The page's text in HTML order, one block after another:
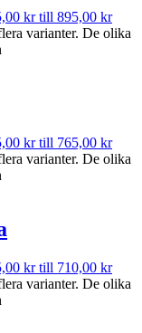
kr till 895,00 kr
varianter. De olika
kr till 765,00 kr
varianter. De olika
kr till 710,00 kr
varianter. De olika